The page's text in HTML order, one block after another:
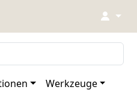
↓
Werkzeuge